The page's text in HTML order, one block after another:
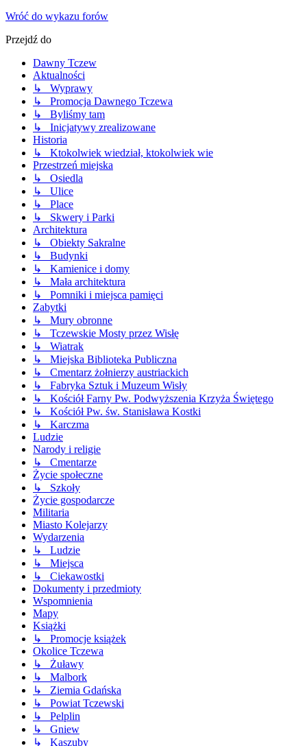
Wróć do wykazu forów
Przejdź do
Dawny Tczew
Aktualności
↳ Wyprawy
↳ Promocja Dawnego Tczewa
↳ Byliśmy tam
↳ Inicjatywy zrealizowane
Historia
↳ Ktokolwiek wiedział, ktokolwiek wie
Przestrzeń miejska
↳ Osiedla
↳ Ulice
↳ Place
↳ Skwery i Parki
Architektura
↳ Obiekty Sakralne
↳ Budynki
↳ Kamienice i domy
↳ Mała architektura
↳ Pomniki i miejsca pamięci
Zabytki
↳ Mury obronne
↳ Tczewskie Mosty przez Wisłę
↳ Wiatrak
↳ Miejska Biblioteka Publiczna
↳ Cmentarz żołnierzy austriackich
↳ Fabryka Sztuk i Muzeum Wisły
↳ Kościół Farny Pw. Podwyższenia Krzyża Świętego
↳ Kościół Pw. św. Stanisława Kostki
↳ Karczma
Ludzie
Narody i religie
↳ Cmentarze
Życie społeczne
↳ Szkoły
Życie gospodarcze
Militaria
Miasto Kolejarzy
Wydarzenia
↳ Ludzie
↳ Miejsca
↳ Ciekawostki
Dokumenty i przedmioty
Wspomnienia
Mapy
Książki
↳ Promocje książek
Okolice Tczewa
↳ Żuławy
↳ Malbork
↳ Ziemia Gdańska
↳ Powiat Tczewski
↳ Pelplin
↳ Gniew
↳ Kaszuby